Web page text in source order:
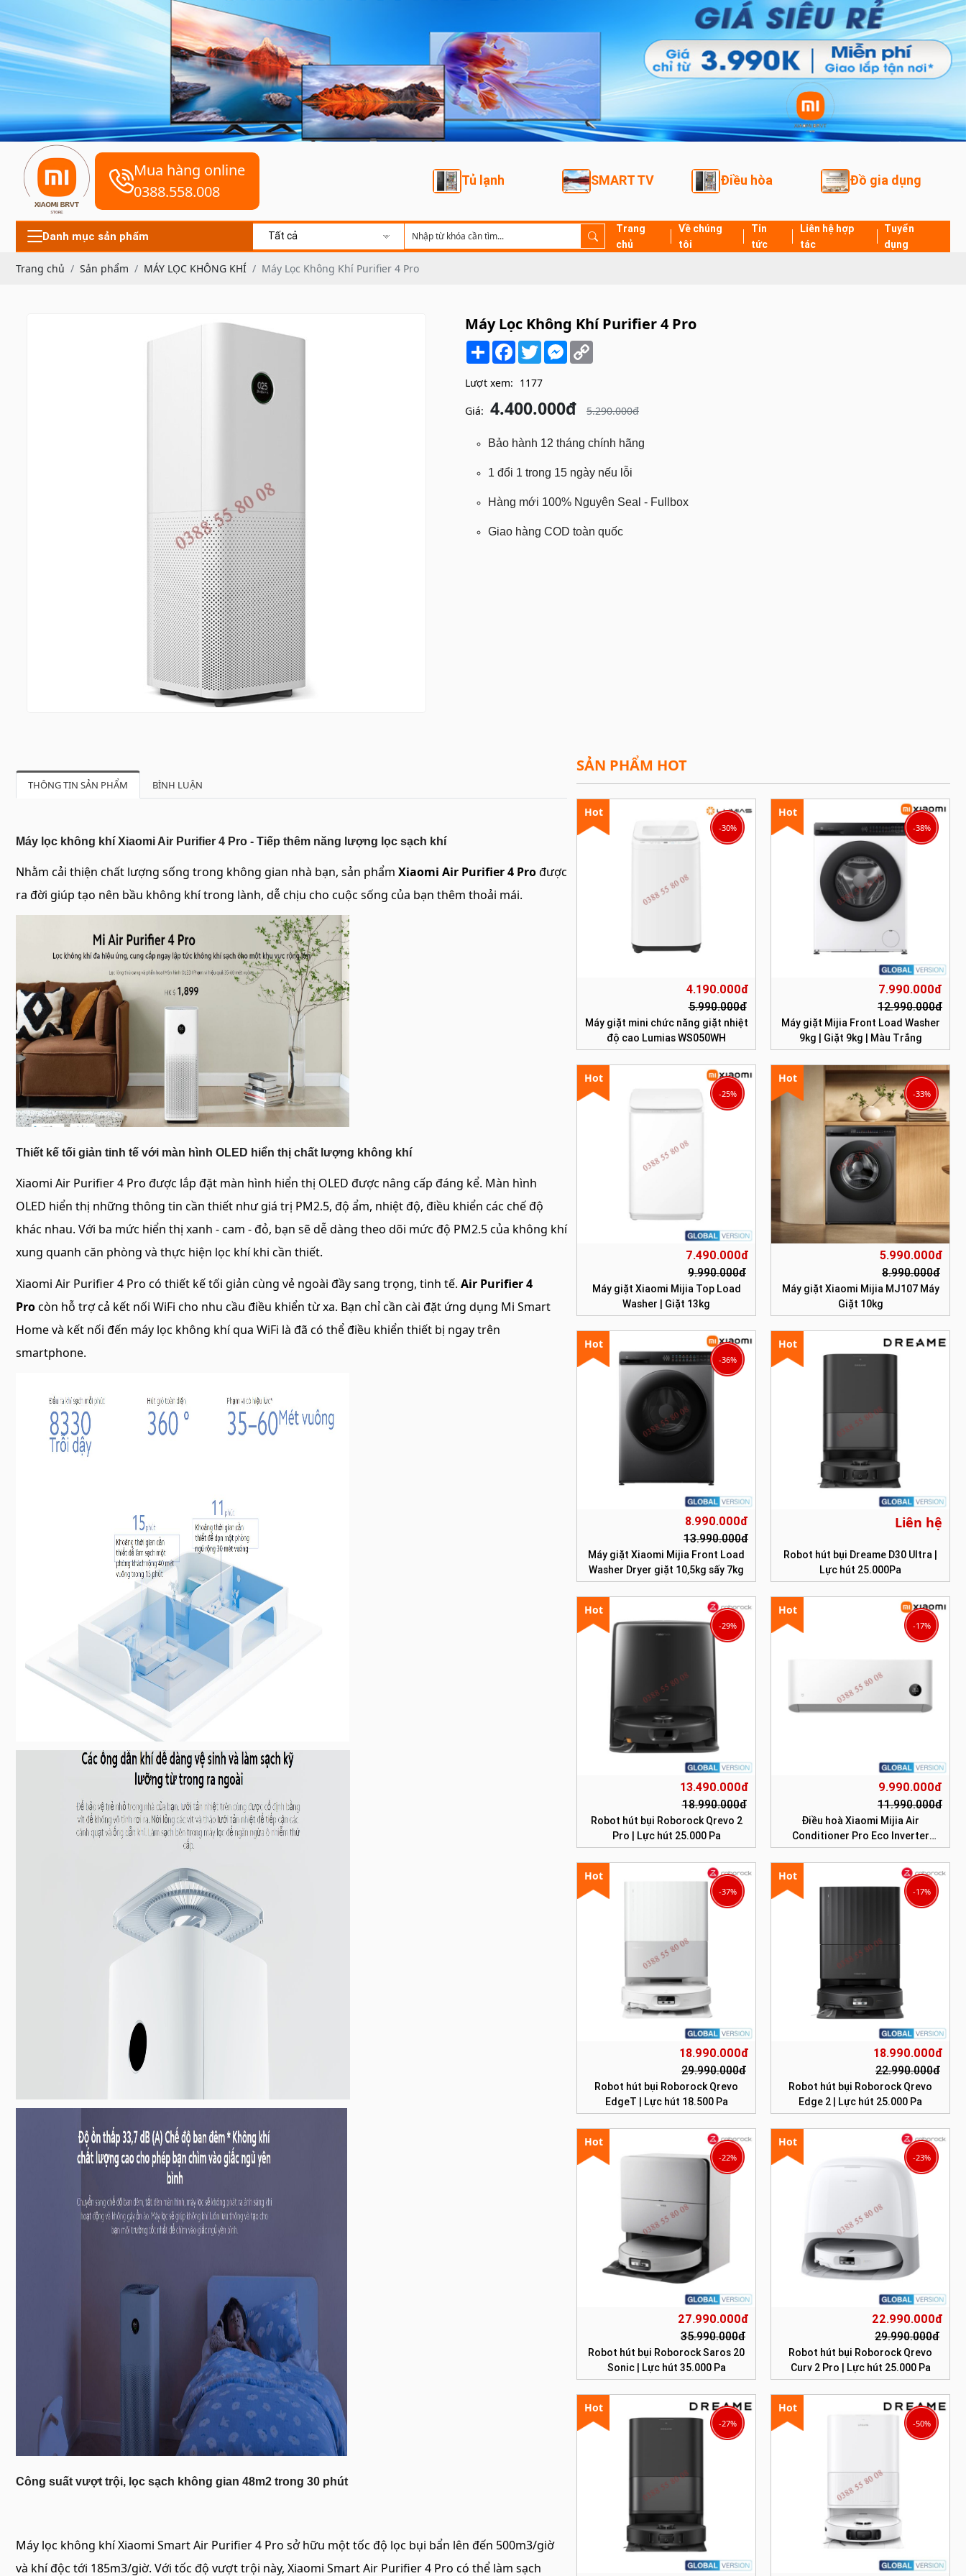
Mua hàng online
0388.558.008
Tủ lạnh SMART TV Điều hòa Đồ gia dụng
Danh mục sản phẩm Tất cả
Trang
chủ
Về chúng
tôi
Tin
tức
Liên hệ hợp
tác
Tuyển
dụng
Trang chủ Sản phẩm MÁY LỌC KHÔNG KHÍ Máy Lọc Không Khí Purifier 4 Pro
Máy Lọc Không Khí Purifier 4 Pro
Share Facebook
TwitterMessenger
Lượt xem: 1177
Giá: 4.400.000đ 5.290.000đ
Bảo hành 12 tháng chính hãng
1 đổi 1 trong 15 ngày nếu lỗi
Hàng mới 100% Nguyên Seal - Fullbox
Giao hàng COD toàn quốc
THÔNG TIN SẢN PHẨM BÌNH LUẬN
Máy lọc không khí Xiaomi Air Purifier 4 Pro - Tiếp thêm năng lượng lọc sạch khí
Nhằm cải thiện chất lượng sống trong không gian nhà bạn, sản phẩm Xiaomi Air Purifier 4 Prođược
ra đời giúp tạo nên bầu không khí trong lành, dễ chịu cho cuộc sống của bạn thêm thoải mái.
Thiết kế tối giản tinh tế với màn hình OLED hiển thị chất lượng không khí
Xiaomi Air Purifier 4 Pro được lắp đặt màn hình hiển thị OLED được nâng cấp đáng kể. Màn hình
OLED hiển thị những thông tin cần thiết như giá trị PM2.5, độ ẩm, nhiệt độ, điều khiển các chế độ
khác nhau. Với ba mức hiển thị xanh - cam - đỏ, bạn sẽ dễ dàng theo dõi mức độ PM2.5 của không khí
xung quanh căn phòng và thực hiện lọc khí khi cần thiết.
Xiaomi Air Purifier 4 Pro có thiết kế tối giản cùng vẻ ngoài đầy sang trọng, tinh tế. Air Purifier 4
Procòn hỗ trợ cả kết nối WiFi cho nhu cầu điều khiển từ xa. Bạn chỉ cần cài đặt ứng dụng Mi Smart
Home và kết nối đến máy lọc không khí qua WiFi là đã có thể điều khiển thiết bị ngay trên
smartphone.
Công suất vượt trội, lọc sạch không gian 48m2 trong 30 phút
Máy lọc không khí Xiaomi Smart Air Purifier 4 Pro sở hữu một tốc độ lọc bụi bẩn lên đến 500m3/giờ
và khí độc tới 185m3/giờ. Với tốc độ vượt trội này, Xiaomi Smart Air Purifier 4 Pro có thể làm sạch
SẢN PHẨM HOT
Hot
4.190.000đ
5.990.000đ
-30%
Máy giặt mini chức năng giặt nhiệt
độ cao Lumias WS050WH
Hot
7.990.000đ
12.990.000đ
-38%
Máy giặt Mijia Front Load Washer
9kg | Giặt 9kg | Màu Trắng
Hot
7.490.000đ
9.990.000đ
-25%
Máy giặt Xiaomi Mijia Top Load
Washer | Giặt 13kg
Hot
5.990.000đ
8.990.000đ
-33%
Máy giặt Xiaomi Mijia MJ107 Máy
Giặt 10kg
Hot
8.990.000đ
13.990.000đ
-36%
Máy giặt Xiaomi Mijia Front Load
Washer Dryer giặt 10,5kg sấy 7kg
Hot
Liên hệ
Robot hút bụi Dreame D30 Ultra |
Lực hút 25.000Pa
Hot
13.490.000đ
18.990.000đ
-29%
Robot hút bụi Roborock Qrevo 2
Pro | Lực hút 25.000 Pa
Hot
9.990.000đ
11.990.000đ
-17%
Điều hoà Xiaomi Mijia Air
Conditioner Pro Eco Inverter
1.5HP
Hot
18.990.000đ
29.990.000đ
-37%
Robot hút bụi Roborock Qrevo
EdgeT | Lực hút 18.500 Pa
Hot
18.990.000đ
22.990.000đ
-17%
Robot hút bụi Roborock Qrevo
Edge 2 | Lực hút 25.000 Pa
Hot
27.990.000đ
35.990.000đ
-22%
Robot hút bụi Roborock Saros 20
Sonic | Lực hút 35.000 Pa
Hot
22.990.000đ
29.990.000đ
-23%
Robot hút bụi Roborock Qrevo
Curv 2 Pro | Lực hút 25.000 Pa
Hot
-27%
Hot
-50%